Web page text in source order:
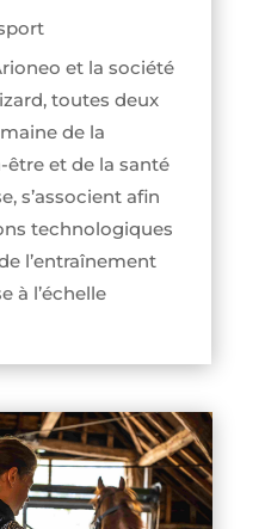
et la société
toutes deux
de la
et de la santé
s’associent afin
technologiques
l’entraînement
à l’échelle